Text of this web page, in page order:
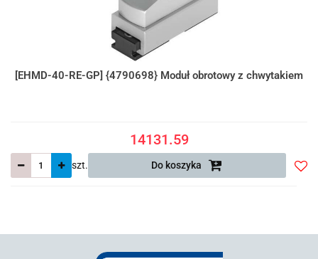
[EHMD-40-RE-GP] {4790698} Moduł obrotowy z chwytakiem
14131.59
szt. Do koszyka